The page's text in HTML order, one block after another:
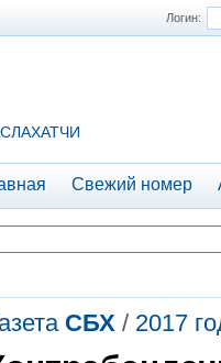
Логин:
Свежий номер
СБХ / 2017